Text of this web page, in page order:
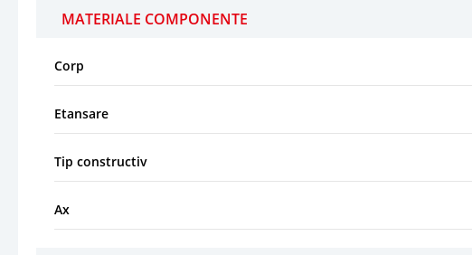
MATERIALE COMPONENTE
Corp
Etansare
Tip constructiv
Ax